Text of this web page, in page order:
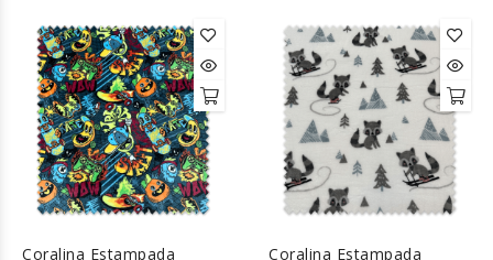
Coralina Estampada
Coralina Estampada